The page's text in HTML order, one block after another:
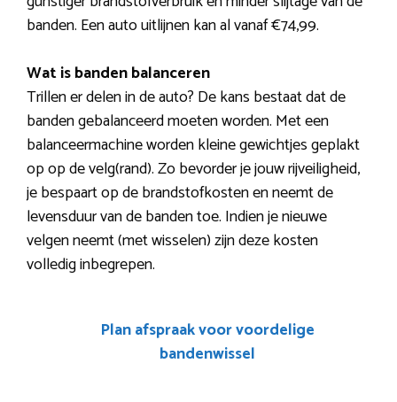
banden. Een auto uitlijnen kan al vanaf €74,99.
Wat is banden balanceren
Trillen er delen in de auto? De kans bestaat dat de
banden gebalanceerd moeten worden. Met een
balanceermachine worden kleine gewichtjes geplakt
op op de velg(rand). Zo bevorder je jouw rijveiligheid,
je bespaart op de brandstofkosten en neemt de
levensduur van de banden toe. Indien je nieuwe
velgen neemt (met wisselen) zijn deze kosten
volledig inbegrepen.
Plan afspraak voor voordelige
bandenwissel